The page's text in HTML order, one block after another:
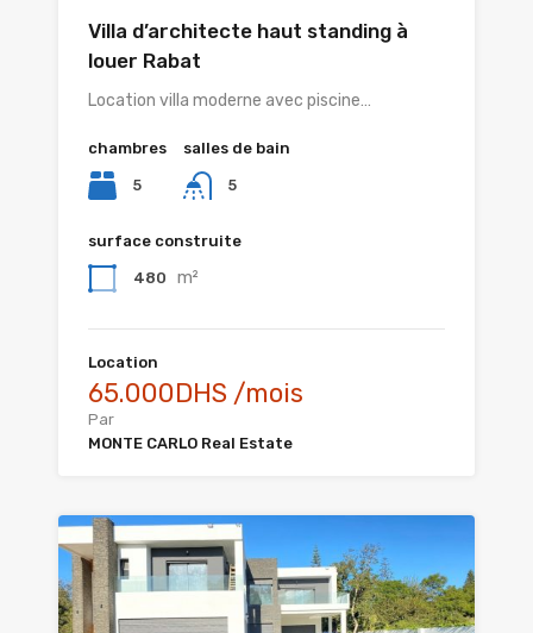
Villa d’architecte haut standing à
louer Rabat
Location villa moderne avec piscine…
chambres
5
salles de bain
5
surface construite
480 m²
Location
65.000DHS /mois
Par
MONTE CARLO Real Estate